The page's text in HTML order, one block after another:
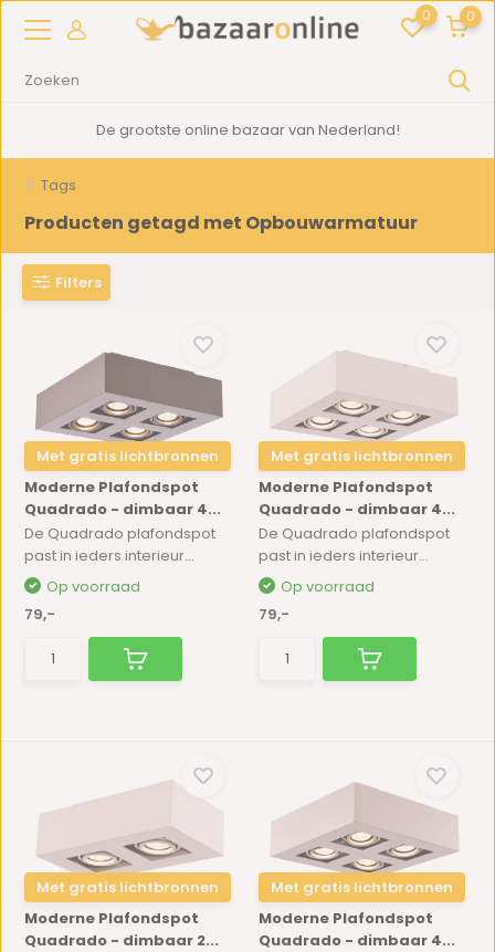
0 0
2000m2showroom in Woerden
Tags
Producten getagd met Opbouwarmatuur
Filters
Met gratis lichtbronnen
Moderne Plafondspot
Quadrado - dimbaar 4...
De Quadrado plafondspot
past in ieders interieur...
Op voorraad
79,-
Met gratis lichtbronnen
Moderne Plafondspot
Quadrado - dimbaar 4...
De Quadrado plafondspot
past in ieders interieur...
Op voorraad
79,-
Met gratis lichtbronnen
Moderne Plafondspot
Quadrado - dimbaar 2...
Met gratis lichtbronnen
Moderne Plafondspot
Quadrado - dimbaar 4...